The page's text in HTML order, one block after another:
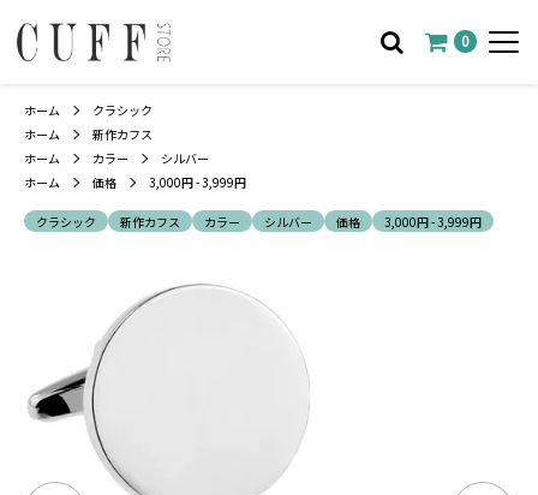
0
ホーム
クラシック
ホーム
新作カフス
ホーム
カラー
シルバー
ホーム
価格 3,000円 - 3,999円
クラシック 新作カフス カラー シルバー 価格 3,000円 - 3,999円